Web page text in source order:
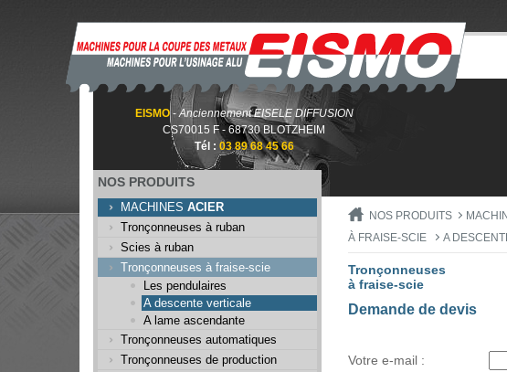
EISMO-Anciennement EISELE DIFFUSION
CS70015 F - 68730 BLOTZHEIM
Tél : 03 89 68 45 66
NOS PRODUITS
MACHINES ACIER
Tronçonneuses à ruban
Scies à ruban
Tronçonneuses à fraise-scie
Les pendulaires
A descente verticale
A lame ascendante
Tronçonneuses automatiques
Tronçonneuses de production
NOS PRODUITS
À FRAISE-SCIE
A
Tronçonneuses
à fraise-scie
Demande de devis
Votre e-mail :